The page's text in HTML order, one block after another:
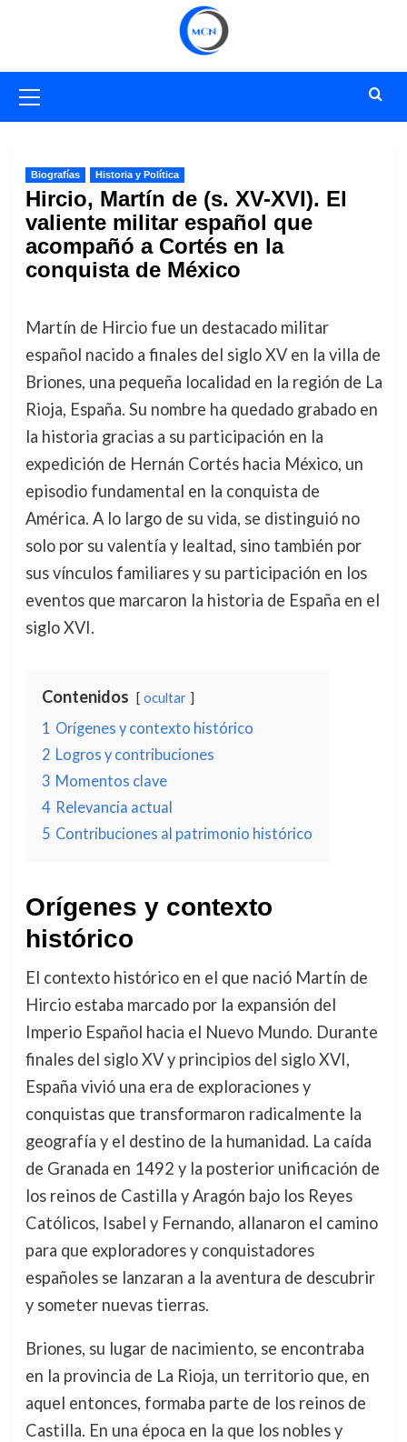
primario
Biografías Historia y Política
Hircio, Martín de (s. XV-XVI). El
valiente militar español que
acompañó a Cortés en la
conquista de México
Martín de Hircio fue un destacado militar
español nacido a finales del siglo XV en la villa de
Briones, una pequeña localidad en la región de La
Rioja, España. Su nombre ha quedado grabado en
la historia gracias a su participación en la
expedición de Hernán Cortés hacia México, un
episodio fundamental en la conquista de
América. A lo largo de su vida, se distinguió no
solo por su valentía y lealtad, sino también por
sus vínculos familiares y su participación en los
eventos que marcaron la historia de España en el
siglo XVI.
Contenidos ocultar
1 Orígenes y contexto histórico
2 Logros y contribuciones
3 Momentos clave
4 Relevancia actual
5 Contribuciones al patrimonio histórico
Orígenes y contexto
histórico
El contexto histórico en el que nació Martín de
Hircio estaba marcado por la expansión del
Imperio Español hacia el Nuevo Mundo. Durante
finales del siglo XV y principios del siglo XVI,
España vivió una era de exploraciones y
conquistas que transformaron radicalmente la
geografía y el destino de la humanidad. La caída
de Granada en 1492 y la posterior unificación de
los reinos de Castilla y Aragón bajo los Reyes
Católicos, Isabel y Fernando, allanaron el camino
para que exploradores y conquistadores
españoles se lanzaran a la aventura de descubrir
y someter nuevas tierras.
Briones, su lugar de nacimiento, se encontraba
en la provincia de La Rioja, un territorio que, en
aquel entonces, formaba parte de los reinos de
Castilla. En una época en la que los nobles y